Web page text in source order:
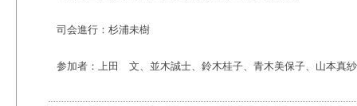
司会進行：杉浦未樹
参加者：上田 文、並木誠士、鈴木桂子、青木美保子、山本真